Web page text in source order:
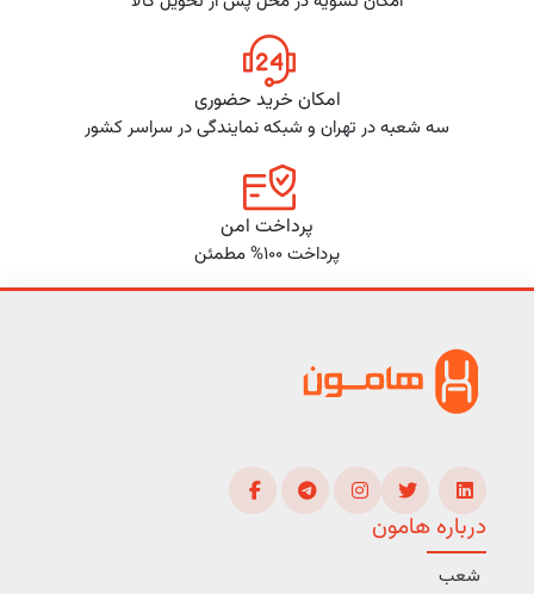
امکان خرید حضوری
سه شعبه در تهران و شبکه نمایندگی در سراسر کشور
پرداخت امن
پرداخت 100% مطمئن
درباره هامون
شعب